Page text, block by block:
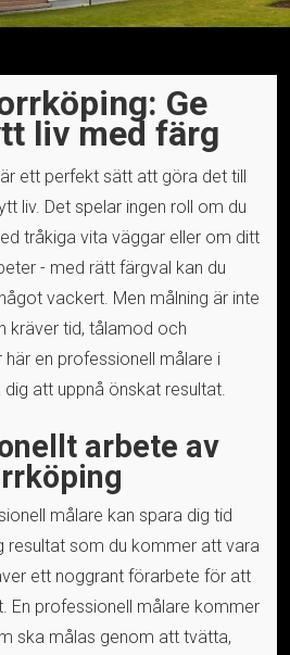
Ge
liv med färg
ett perfekt sätt att göra det till
liv. Det spelar ingen roll om du
tråkiga vita väggar eller om ditt
- med rätt färgval kan du
vackert. Men målning är inte
kräver tid, tålamod och
här en professionell målare i
att uppnå önskat resultat.
arbete av
målare kan spara dig tid
resultat som du kommer att vara
ett noggrant förarbete för att
En professionell målare kommer
ska målas genom att tvätta,